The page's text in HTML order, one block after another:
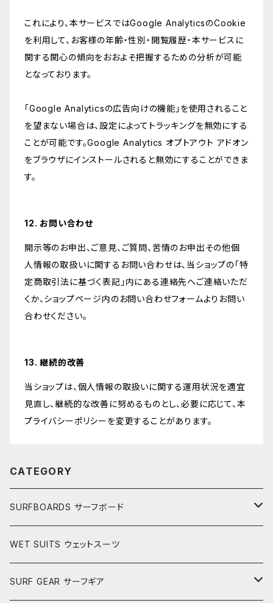
これにより、本サービスではGoogle AnalyticsのCookie
を利用して、お客様の年齢・性別・閲覧履歴・本サービスに
関する関心の傾向をおおよそ把握するための分析が可能
となっております。
「Google Analyticsの広告向けの機能」を使用されること
を望まない場合は、設定によってトラッキングを無効にする
ことが可能です。Google Analytics オプトアウト アドオン
をブラウザにインストールされると無効にすることができま
す。
12. お問い合わせ
開示等のお申出、ご意見、ご質問、苦情のお申出その他個
人情報の取扱いに関するお問い合わせは、当ショップの「特
定商取引法に基づく表記」内にある連絡先へご連絡いただ
くか、ショップページ内のお問い合わせフォームよりお問い
合わせください。
13. 継続的改善
当ショップは、個人情報の取扱いに関する運用状況を適宜
見直し、継続的な改善に努めるものとし、必要に応じて、本
プライバシーポリシーを変更することがあります。
CATEGORY
SURFBOARDS サーフボード
LONGBOARDS ロングボード
AKIRA ISHIZUKA
SHORTBOARDS ショートボード
WET SUITS ウェットスーツ
SURF GEAR サーフギア